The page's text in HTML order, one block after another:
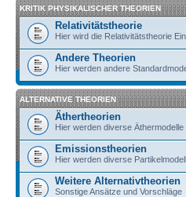
KRITIK PHYSIKALISCHER THEORIEN
Relativitätstheorie
Hier wird die Relativitätstheorie
Andere Theorien
Hier werden andere
ALTERNATIVE THEORIEN
Äthertheorien
Hier werden diverse
Emissionstheorien
Hier werden diverse
Weitere Alternativtheorien
Sonstige Ansätze und Vorschläge